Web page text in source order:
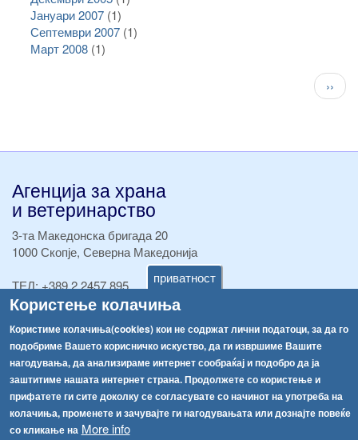
приватност
Користење колачиња
Користиме колачиња(cookies) кои не содржат лични податоци, за да го
подобриме Вашето корисничко искуство, да ги извршиме Вашите
нагодувања, да анализираме интернет сообраќај и подобро да ја
заштитиме нашата интернет страна. Продолжете со користење и
прифатете ги сите доколку се согласувате со начинот на употреба на
колачиња, променете и зачувајте ги нагодувањата или дознајте повеќе
со кликање на More info
Јануари 2007(1)
Септември 2007(1)
Март 2008(1)
››
Агенција за храна
и ветеринарство
3-та Македонска бригада 20
1000 Скопје, Северна Македонија
ТЕЛ:+389 2 2457 895
ТЕЛ:+389 2 2457 873
Факс:
Факс:+389 2 2457 871
info@fva.gov.mk
[АХВ-претходна страна]
Соопштенија
Република Бугарија ги засили официјалните контроли при увоз на свежо овошје и зеленчук
Навигација